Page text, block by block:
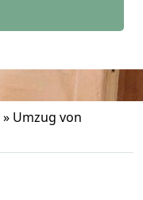
» Umzug von